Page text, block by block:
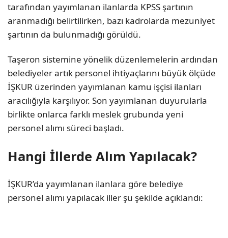
tarafından yayımlanan ilanlarda KPSS şartının
aranmadığı belirtilirken, bazı kadrolarda mezuniyet
şartının da bulunmadığı görüldü.
Taşeron sistemine yönelik düzenlemelerin ardından
belediyeler artık personel ihtiyaçlarını büyük ölçüde
İŞKUR üzerinden yayımlanan kamu işçisi ilanları
aracılığıyla karşılıyor. Son yayımlanan duyurularla
birlikte onlarca farklı meslek grubunda yeni
personel alımı süreci başladı.
Hangi İllerde Alım Yapılacak?
İŞKUR’da yayımlanan ilanlara göre belediye
personel alımı yapılacak iller şu şekilde açıklandı: